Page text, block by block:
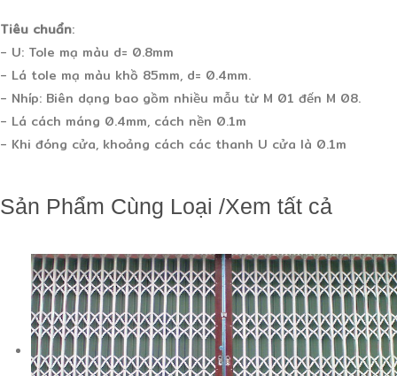
Tiêu chuẩn:
- U: Tole mạ màu d= 0.8mm
- Lá tole mạ màu khồ 85mm, d= 0.4mm.
- Nhíp: Biên dạng bao gồm nhiều mẫu từ M 01 đến M 08.
- Lá cách máng 0.4mm, cách nền 0.1m
- Khi đóng cửa, khoảng cách các thanh U cửa là 0.1m
Sản Phẩm Cùng Loại /Xem tất cả